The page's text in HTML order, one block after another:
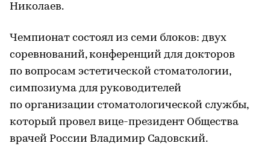
Николаев.
Чемпионат состоял из семи блоков: двух
соревнований, конференций для докторов
по вопросам эстетической стоматологии,
симпозиума для руководителей
по организации стоматологической службы,
который провел вице-президент Общества
врачей России Владимир Садовский.